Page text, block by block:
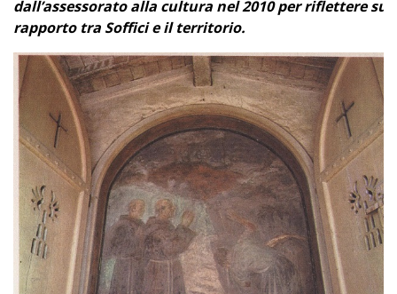
dall’assessorato alla cultura nel 2010 per riflettere sul
rapporto tra Soffici e il territorio.